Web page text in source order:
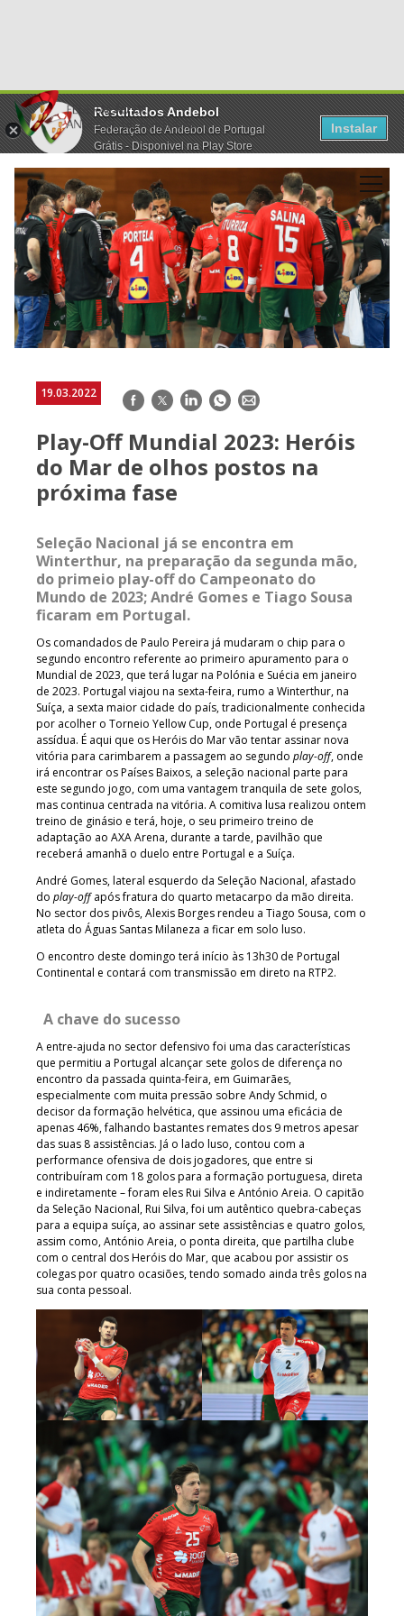
Resultados Andebol
Federação de Andebol de Portugal
Grátis - Disponivel na Play Store
Instalar
19.03.2022 Facebook
TwitterLinkedInWhatsApp
E-
Play-Off Mundial 2023: Heróis
do Mar de olhos postos na
próxima fase
Seleção Nacional já se encontra em
Winterthur, na preparação da segunda mão,
do primeio play-off do Campeonato do
Mundo de 2023; André Gomes e Tiago Sousa
ficaram em Portugal.
Os comandados de Paulo Pereira já mudaram o chip para o
segundo encontro referente ao primeiro apuramento para o
Mundial de 2023, que terá lugar na Polónia e Suécia em janeiro
de 2023. Portugal viajou na sexta-feira, rumo a Winterthur, na
Suíça, a sexta maior cidade do país, tradicionalmente conhecida
por acolher o Torneio Yellow Cup, onde Portugal é presença
assídua. É aqui que os Heróis do Mar vão tentar assinar nova
vitória para carimbarem a passagem ao segundo play-off, onde
irá encontrar os Países Baixos, a seleção nacional parte para
este segundo jogo, com uma vantagem tranquila de sete golos,
mas continua centrada na vitória. A comitiva lusa realizou ontem
treino de ginásio e terá, hoje, o seu primeiro treino de
adaptação ao AXA Arena, durante a tarde, pavilhão que
receberá amanhã o duelo entre Portugal e a Suíça.
André Gomes, lateral esquerdo da Seleção Nacional, afastado
do play-offapós fratura do quarto metacarpo da mão direita.
No sector dos pivôs, Alexis Borges rendeu a Tiago Sousa, com o
atleta do Águas Santas Milaneza a ficar em solo luso.
O encontro deste domingo terá início às 13h30 de Portugal
Continental e contará com transmissão em direto na RTP2.
A chave do sucesso
A entre-ajuda no sector defensivo foi uma das características
que permitiu a Portugal alcançar sete golos de diferença no
encontro da passada quinta-feira, em Guimarães,
especialmente com muita pressão sobre Andy Schmid, o
decisor da formação helvética, que assinou uma eficácia de
apenas 46%, falhando bastantes remates dos 9 metros apesar
das suas 8 assistências. Já o lado luso, contou com a
performance ofensiva de dois jogadores, que entre si
contribuíram com 18 golos para a formação portuguesa, direta
e indiretamente – foram eles Rui Silva e António Areia. O capitão
da Seleção Nacional, Rui Silva, foi um autêntico quebra-cabeças
para a equipa suíça, ao assinar sete assistências e quatro golos,
assim como, António Areia, o ponta direita, que partilha clube
com o central dos Heróis do Mar, que acabou por assistir os
colegas por quatro ocasiões, tendo somado ainda três golos na
sua conta pessoal.